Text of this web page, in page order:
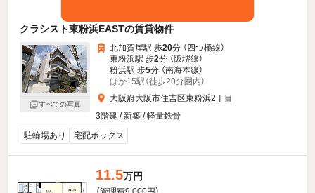
クラシスト東粉浜EASTの賃貸物件
すべての写真
北加賀屋駅 歩20分 （四つ橋線）
東粉浜駅 歩2分 （阪堺線）
粉浜駅 歩5分 （南海本線）
ほか15駅（徒歩20分圏内）
大阪府大阪市住吉区東粉浜2丁目
3階建 / 新築 / 軽量鉄骨
駐輪場あり
宅配ボックス
11.5万円